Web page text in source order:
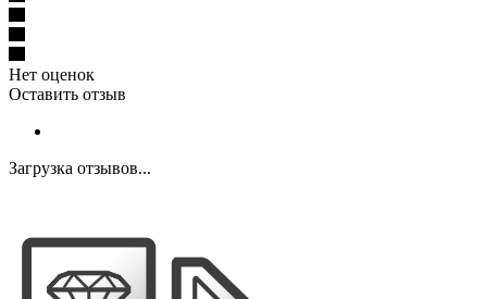
Нет оценок
Оставить отзыв
Загрузка отзывов...